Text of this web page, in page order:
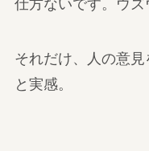
仕方ないです。ウズ
それだけ、人の意
と実感。